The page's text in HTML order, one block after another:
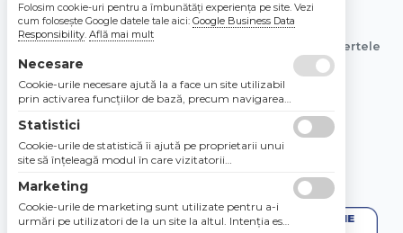
© 2026 Bebe Nou Online Store SRL
Toate preturile sunt exprimate in lei si includ tva. Ofertele
sunt valabile in limita stocului disponibil.
Folosim cookie-uri pentru a îmbunătăți experiența pe site. Vezi
cum folosește Google datele tale aici: Google Business Data
Responsibility. Află mai mult
Necesare
Cookie-urile necesare ajută la a face un site utilizabil
prin activarea funcţiilor de bază, precum navigarea
Site-ul nu poate funcţiona corespunzător fără aceste
cookie-uri.
Statistici
Cookie-urile de statistică îi ajută pe proprietarii unui
site să înţeleagă modul în care vizitatorii
raportarea informaţiilor în mod anonim.
Marketing
Cookie-urile de marketing sunt utilizate pentru a-i
urmări pe utilizatori de la un site la altul. Intenţia este